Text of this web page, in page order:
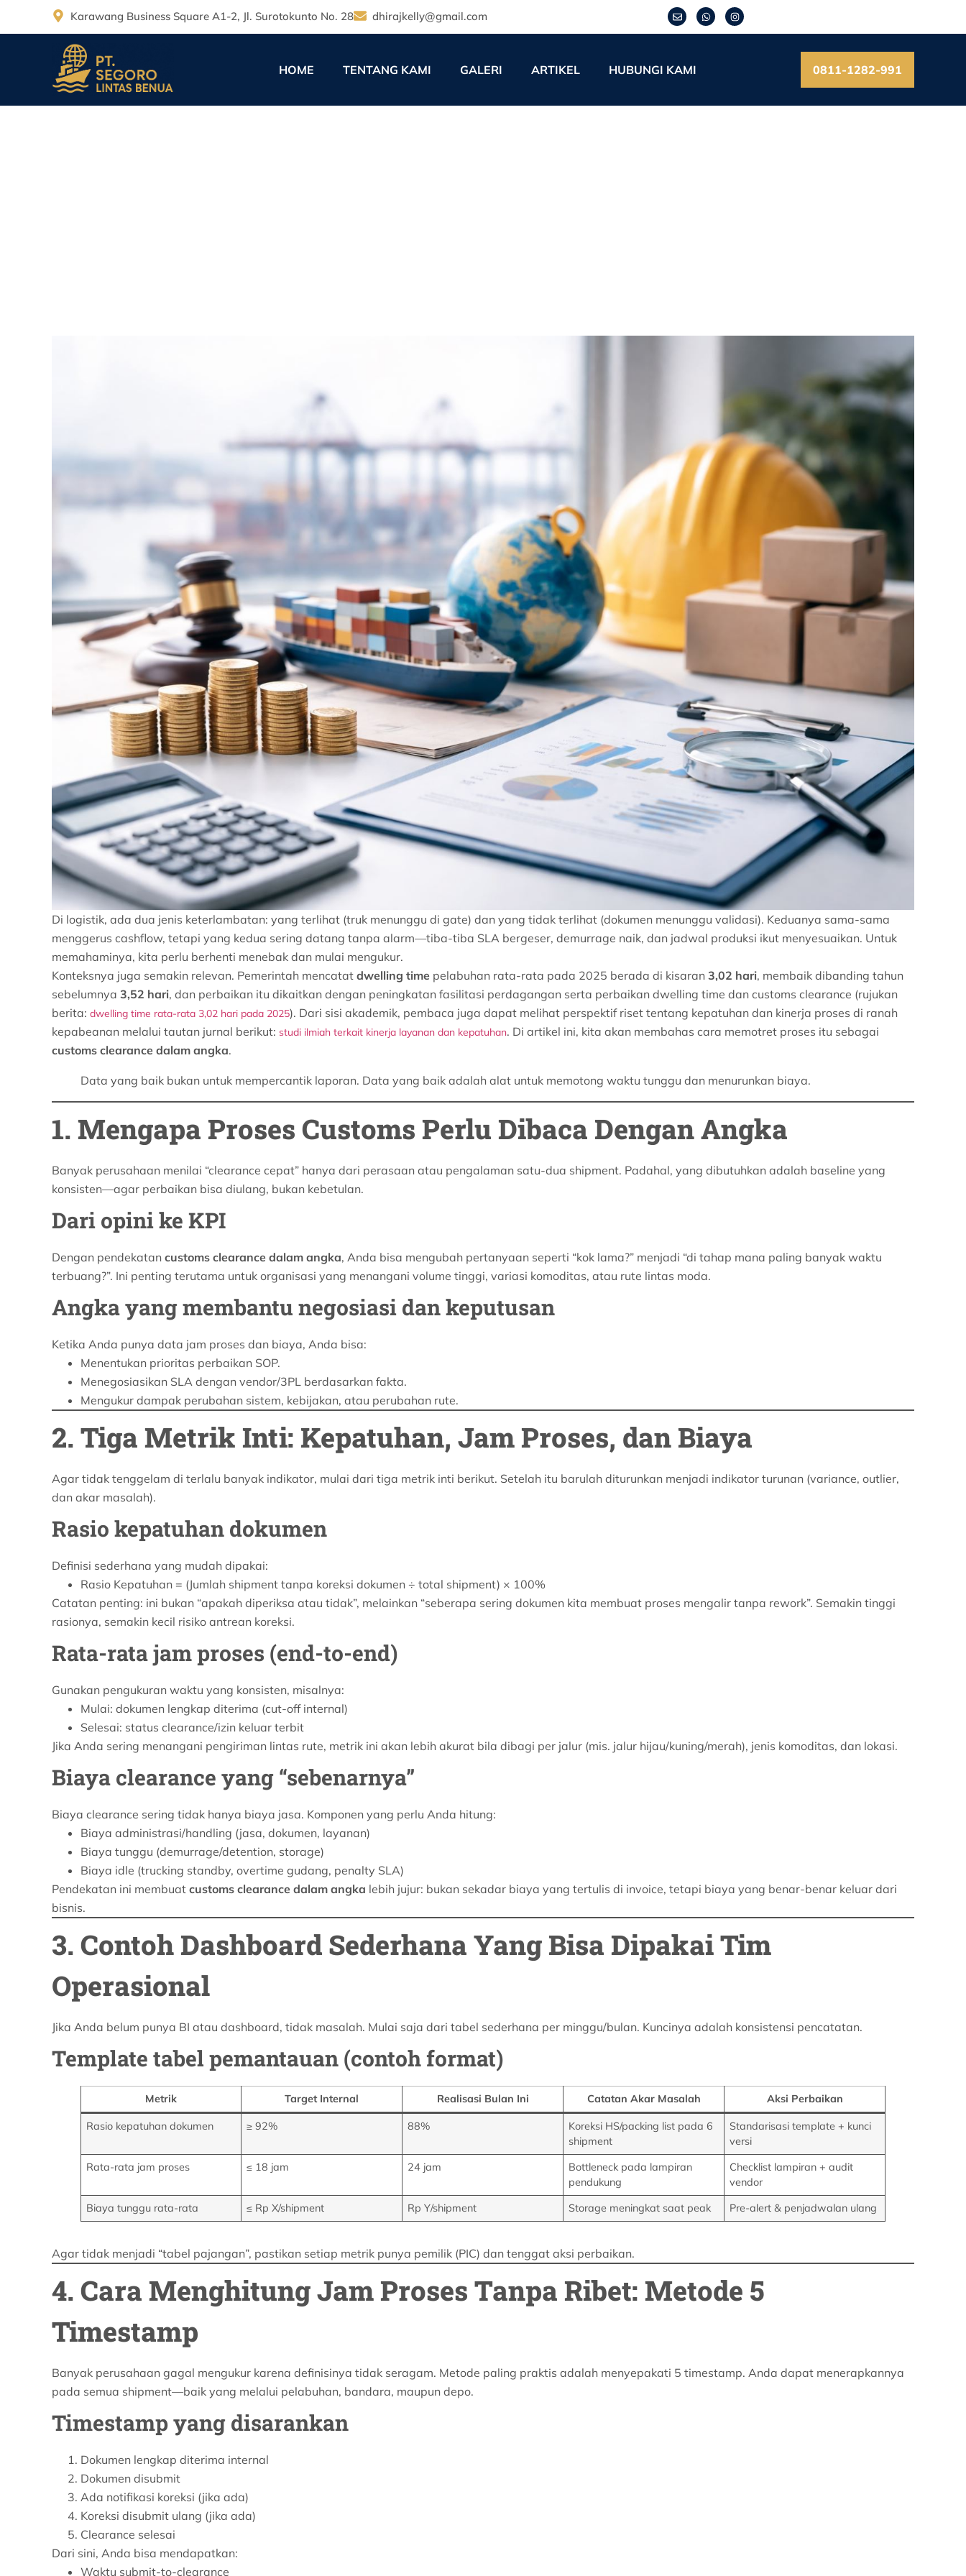
Karawang Business Square A1-2, Jl. Surotokunto No. 28 dhirajkelly@gmail.com
HOME TENTANG KAMI GALERI ARTIKEL HUBUNGI KAMI 0811-1282-991
Di logistik, ada dua jenis keterlambatan: yang terlihat (truk menunggu di gate) dan yang tidak terlihat (dokumen menunggu validasi). Keduanya sama-sama
menggerus cashflow, tetapi yang kedua sering datang tanpa alarm—tiba-tiba SLA bergeser, demurrage naik, dan jadwal produksi ikut menyesuaikan. Untuk
memahaminya, kita perlu berhenti menebak dan mulai mengukur.
Konteksnya juga semakin relevan. Pemerintah mencatat dwelling time pelabuhan rata-rata pada 2025 berada di kisaran 3,02 hari, membaik dibanding tahun
sebelumnya 3,52 hari, dan perbaikan itu dikaitkan dengan peningkatan fasilitasi perdagangan serta perbaikan dwelling time dan customs clearance (rujukan
berita: dwelling time rata-rata 3,02 hari pada 2025). Dari sisi akademik, pembaca juga dapat melihat perspektif riset tentang kepatuhan dan kinerja proses di ranah
kepabeanan melalui tautan jurnal berikut: studi ilmiah terkait kinerja layanan dan kepatuhan. Di artikel ini, kita akan membahas cara memotret proses itu sebagai
customs clearance dalam angka.
Data yang baik bukan untuk mempercantik laporan. Data yang baik adalah alat untuk memotong waktu tunggu dan menurunkan biaya.
1. Mengapa Proses Customs Perlu Dibaca Dengan Angka
Banyak perusahaan menilai “clearance cepat” hanya dari perasaan atau pengalaman satu-dua shipment. Padahal, yang dibutuhkan adalah baseline yang
konsisten—agar perbaikan bisa diulang, bukan kebetulan.
Dari opini ke KPI
Dengan pendekatan customs clearance dalam angka, Anda bisa mengubah pertanyaan seperti “kok lama?” menjadi “di tahap mana paling banyak waktu
terbuang?”. Ini penting terutama untuk organisasi yang menangani volume tinggi, variasi komoditas, atau rute lintas moda.
Angka yang membantu negosiasi dan keputusan
Ketika Anda punya data jam proses dan biaya, Anda bisa:
Menentukan prioritas perbaikan SOP.
Menegosiasikan SLA dengan vendor/3PL berdasarkan fakta.
Mengukur dampak perubahan sistem, kebijakan, atau perubahan rute.
2. Tiga Metrik Inti: Kepatuhan, Jam Proses, dan Biaya
Agar tidak tenggelam di terlalu banyak indikator, mulai dari tiga metrik inti berikut. Setelah itu barulah diturunkan menjadi indikator turunan (variance, outlier,
dan akar masalah).
Rasio kepatuhan dokumen
Definisi sederhana yang mudah dipakai:
Rasio Kepatuhan = (Jumlah shipment tanpa koreksi dokumen ÷ total shipment) × 100%
Catatan penting: ini bukan “apakah diperiksa atau tidak”, melainkan “seberapa sering dokumen kita membuat proses mengalir tanpa rework”. Semakin tinggi
rasionya, semakin kecil risiko antrean koreksi.
Rata-rata jam proses (end-to-end)
Gunakan pengukuran waktu yang konsisten, misalnya:
Mulai: dokumen lengkap diterima (cut-off internal)
Selesai: status clearance/izin keluar terbit
Jika Anda sering menangani pengiriman lintas rute, metrik ini akan lebih akurat bila dibagi per jalur (mis. jalur hijau/kuning/merah), jenis komoditas, dan lokasi.
Biaya clearance yang “sebenarnya”
Biaya clearance sering tidak hanya biaya jasa. Komponen yang perlu Anda hitung:
Biaya administrasi/handling (jasa, dokumen, layanan)
Biaya tunggu (demurrage/detention, storage)
Biaya idle (trucking standby, overtime gudang, penalty SLA)
Pendekatan ini membuat customs clearance dalam angka lebih jujur: bukan sekadar biaya yang tertulis di invoice, tetapi biaya yang benar-benar keluar dari
bisnis.
3. Contoh Dashboard Sederhana Yang Bisa Dipakai Tim
Operasional
Jika Anda belum punya BI atau dashboard, tidak masalah. Mulai saja dari tabel sederhana per minggu/bulan. Kuncinya adalah konsistensi pencatatan.
Template tabel pemantauan (contoh format)
Metrik Target Internal Realisasi Bulan Ini Catatan Akar Masalah Aksi Perbaikan
Rasio kepatuhan dokumen ≥ 92% 88%
Koreksi HS/packing list pada 6
shipment
Standarisasi template + kunci
versi
Rata-rata jam proses
≤ 18 jam 24 jam
Bottleneck pada lampiran
pendukung
Checklist lampiran + audit
vendor
Biaya tunggu rata-rata
≤ Rp X/shipment Rp Y/shipment Storage meningkat saat peak Pre-alert & penjadwalan ulang
Agar tidak menjadi “tabel pajangan”, pastikan setiap metrik punya pemilik (PIC) dan tenggat aksi perbaikan.
4. Cara Menghitung Jam Proses Tanpa Ribet: Metode 5
Timestamp
Banyak perusahaan gagal mengukur karena definisinya tidak seragam. Metode paling praktis adalah menyepakati 5 timestamp. Anda dapat menerapkannya
pada semua shipment—baik yang melalui pelabuhan, bandara, maupun depo.
Timestamp yang disarankan
Dokumen lengkap diterima internal
Dokumen disubmit
Ada notifikasi koreksi (jika ada)
Koreksi disubmit ulang (jika ada)
Clearance selesai
Dari sini, Anda bisa mendapatkan:
Waktu submit-to-clearance